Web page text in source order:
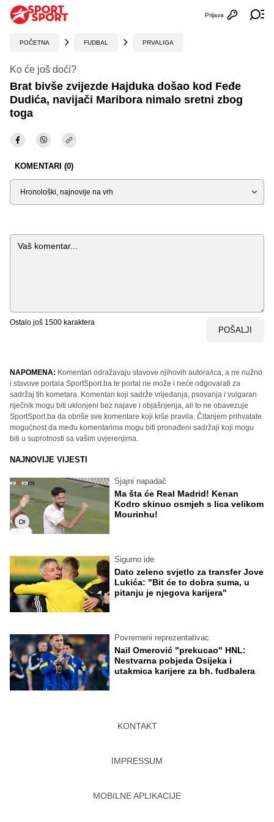
Otvori
Prijava
POČETNA FUDBAL PRVALIGA
Ko će još doći?
Brat bivše zvijezde Hajduka došao kod Feđe
Dudića, navijači Maribora nimalo sretni zbog
toga
KOMENTARI (0)
Sortiraj
Komentar
Ostalo još 1500 karaktera
POŠALJI
NAPOMENA: Komentari odražavaju stavove njihovih autora/ica, a ne nužno
i stavove portala SportSport.ba te portal ne može i neće odgovarati za
sadržaj tih kometara. Komentari koji sadrže vrijeđanja, psovanja i vulgaran
riječnik mogu biti uklonjeni bez najave i objašnjenja, ali to ne obavezuje
SportSport.ba da obriše sve komentare koji krše pravila. Čitanjem prihvatate
mogućnost da među komentarima mogu biti pronađeni sadržaji koji mogu
biti u suprotnosti sa vašim uvjerenjima.
NAJNOVIJE VIJESTI
Sjajni napadač
Ma šta će Real Madrid! Kenan
Kodro skinuo osmjeh s lica velikom
Mourinhu!
Sigurno ide
Dato zeleno svjetlo za transfer Jove
Lukića: "Bit će to dobra suma, u
pitanju je njegova karijera"
Povremeni reprezentativac
Nail Omerović "prekucao" HNL:
Nestvarna pobjeda Osijeka i
utakmica karijere za bh. fudbalera
KONTAKT
IMPRESSUM
MOBILNE APLIKACIJE